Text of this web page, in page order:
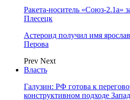
Ракета-носитель «Союз-2.1а»
Плесецк
Астероид получил имя
Перова
Prev Next
Власть
Галузин: РФ готова к
конструктивном подходе